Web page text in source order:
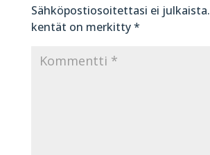
Sähköpostiosoitettasi ei julkaista.
kentät on merkitty*